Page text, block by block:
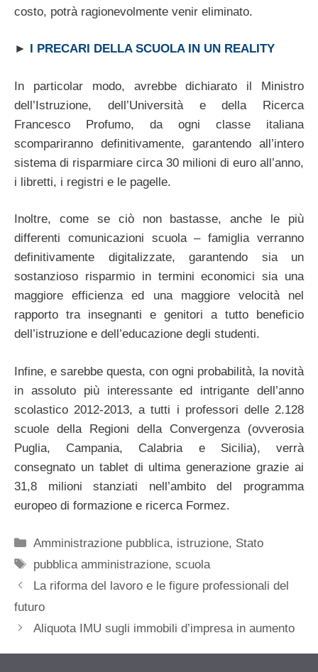
costo, potrà ragionevolmente venir eliminato.
► I PRECARI DELLA SCUOLA IN UN REALITY
In particolar modo, avrebbe dichiarato il Ministro
dell’Istruzione, dell’Università e della Ricerca
Francesco Profumo, da ogni classe italiana
scompariranno definitivamente, garantendo all’intero
sistema di risparmiare circa 30 milioni di euro all’anno,
i libretti, i registri e le pagelle.
Inoltre, come se ciò non bastasse, anche le più
differenti comunicazioni scuola – famiglia verranno
definitivamente digitalizzate, garantendo sia un
sostanzioso risparmio in termini economici sia una
maggiore efficienza ed una maggiore velocità nel
rapporto tra insegnanti e genitori a tutto beneficio
dell’istruzione e dell’educazione degli studenti.
Infine, e sarebbe questa, con ogni probabilità, la novità
in assoluto più interessante ed intrigante dell’anno
scolastico 2012-2013, a tutti i professori delle 2.128
scuole della Regioni della Convergenza (ovverosia
Puglia, Campania, Calabria e Sicilia), verrà
consegnato un tablet di ultima generazione grazie ai
31,8 milioni stanziati nell’ambito del programma
europeo di formazione e ricerca Formez.
Categorie
Amministrazione pubblica, istruzione, Stato
Tag
pubblica amministrazione,scuola
La riforma del lavoro e le figure professionali del
futuro
Aliquota IMU sugli immobili d’impresa in aumento